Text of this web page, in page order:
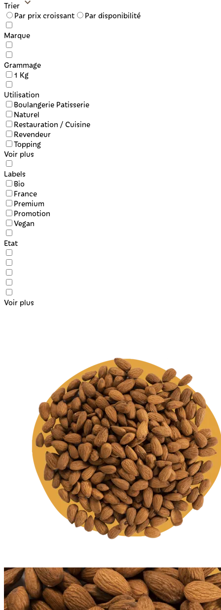
Trier
Par prix croissant
Par disponibilité
Marque
Grammage
1 Kg
Utilisation
Boulangerie Patisserie
Naturel
Restauration / Cuisine
Revendeur
Topping
Voir plus
Labels
Bio
France
Premium
Promotion
Vegan
Etat
Voir plus